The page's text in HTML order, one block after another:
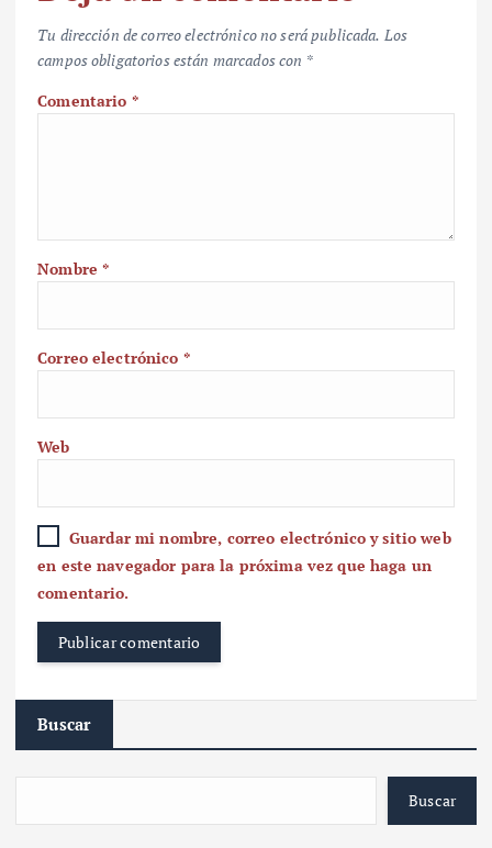
Tu dirección de correo electrónico no será publicada. Los
campos obligatorios están marcados con *
Comentario *
Nombre*
Correo electrónico *
Web
Guardar mi nombre, correo electrónico y sitio web
en este navegador para la próxima vez que haga un
comentario.
Buscar
Buscar